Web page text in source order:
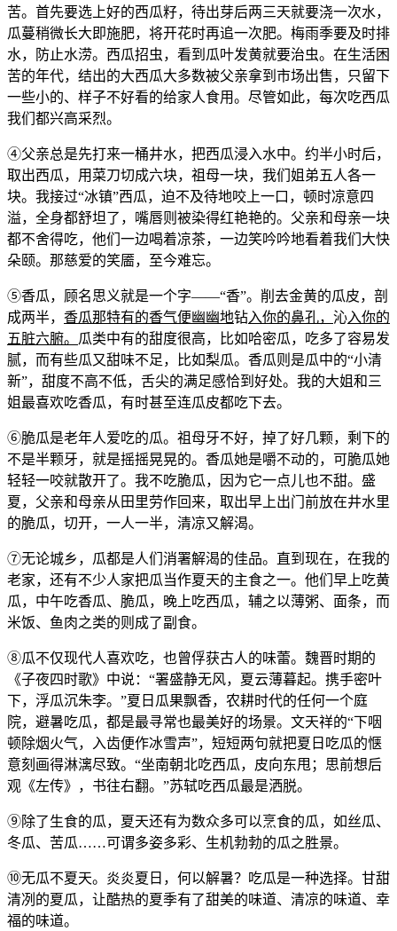
苦。首先要选上好的西瓜籽，待出芽后两三天就要浇一次水，
瓜蔓稍微长大即施肥，将开花时再追一次肥。梅雨季要及时排
水，防止水涝。西瓜招虫，看到瓜叶发黄就要治虫。在生活困
苦的年代，结出的大西瓜大多数被父亲拿到市场出售，只留下
一些小的、样子不好看的给家人食用。尽管如此，每次吃西瓜
我们都兴高采烈。
④父亲总是先打来一桶井水，把西瓜浸入水中。约半小时后，
取出西瓜，用菜刀切成六块，祖母一块，我们姐弟五人各一
块。我接过“冰镇”西瓜，迫不及待地咬上一口，顿时凉意四
溢，全身都舒坦了，嘴唇则被染得红艳艳的。父亲和母亲一块
都不舍得吃，他们一边喝着凉茶，一边笑吟吟地看着我们大快
朵颐。那慈爱的笑靥，至今难忘。
⑤香瓜，顾名思义就是一个字——“香”。削去金黄的瓜皮，剖
成两半， 香瓜那特有的香气便幽幽地钻入你的鼻孔， 沁入你的
五脏六腑。 瓜类中有的甜度很高，比如哈密瓜，吃多了容易发
腻，而有些瓜又甜味不足，比如梨瓜。香瓜则是瓜中的“小清
新”，甜度不高不低，舌尖的满足感恰到好处。我的大姐和三
姐最喜欢吃香瓜，有时甚至连瓜皮都吃下去。
⑥脆瓜是老年人爱吃的瓜。祖母牙不好，掉了好几颗，剩下的
不是半颗牙，就是摇摇晃晃的。香瓜她是嚼不动的，可脆瓜她
轻轻一咬就散开了。我不吃脆瓜，因为它一点儿也不甜。盛
夏，父亲和母亲从田里劳作回来，取出早上出门前放在井水里
的脆瓜，切开，一人一半，清凉又解渴。
⑦无论城乡，瓜都是人们消署解渴的佳品。直到现在，在我的
老家，还有不少人家把瓜当作夏天的主食之一。他们早上吃黄
瓜，中午吃香瓜、脆瓜，晚上吃西瓜，辅之以薄粥、面条，而
米饭、鱼肉之类的则成了副食。
⑧瓜不仅现代人喜欢吃，也曾俘获古人的味蕾。魏晋时期的
《子夜四时歌》中说：“署盛静无风，夏云薄暮起。携手密叶
下，浮瓜沉朱李。”夏日瓜果飘香，农耕时代的任何一个庭
院，避暑吃瓜，都是最寻常也最美好的场景。文天祥的“下咽
顿除烟火气，入齿便作冰雪声”，短短两句就把夏日吃瓜的惬
意刻画得淋漓尽致。“坐南朝北吃西瓜，皮向东甩；思前想后
观《左传》，书往右翻。”苏轼吃西瓜最是洒脱。
⑨除了生食的瓜，夏天还有为数众多可以烹食的瓜，如丝瓜、
冬瓜、苦瓜……可谓多姿多彩、生机勃勃的瓜之胜景。
⑩无瓜不夏天。炎炎夏日，何以解暑？吃瓜是一种选择。甘甜
清冽的夏瓜，让酷热的夏季有了甜美的味道、清凉的味道、幸
福的味道。